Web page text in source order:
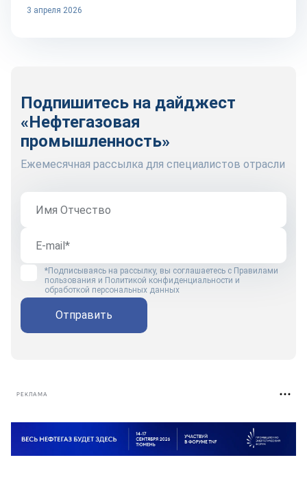
3 апреля 2026
Подпишитесь на дайджест
«Нефтегазовая
промышленность»
Ежемесячная рассылка для специалистов отрасли
*Подписываясь на рассылку, вы соглашаетесь с Правилами
пользования и Политикой конфиденциальности и
обработкой персональных данных
Отправить
РЕКЛАМА